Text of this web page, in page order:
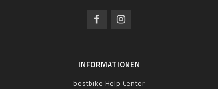
INFORMATIONEN
bestbike Help Center